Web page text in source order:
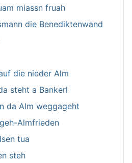
miassn fruah
die Benediktenwand
die nieder Alm
steht a Bankerl
da Alm weggageht
Almfrieden
tua
steh